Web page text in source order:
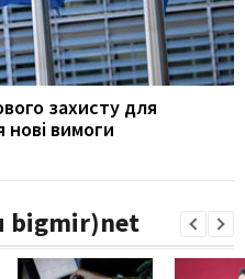
захисту для
нові вимоги
bigmir)net